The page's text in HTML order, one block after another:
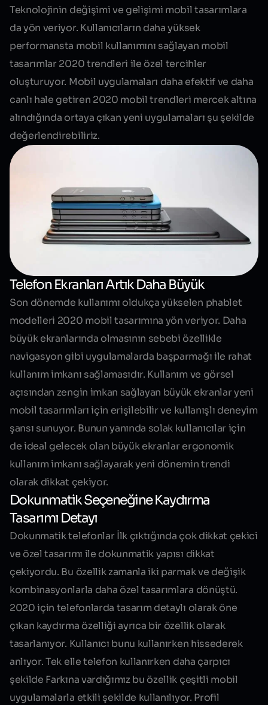
Teknolojinin değişimi ve gelişimi mobil tasarımlara
da yön veriyor. Kullanıcıların daha yüksek
performansta mobil kullanımını sağlayan mobil
tasarımlar 2020 trendleri ile özel tercihler
oluşturuyor. Mobil uygulamaları daha efektif ve daha
canlı hale getiren 2020 mobil trendleri mercek altına
alındığında ortaya çıkan yeni uygulamaları şu şekilde
değerlendirebiliriz.
Telefon Ekranları Artık Daha Büyük
Son dönemde kullanımı oldukça yükselen phablet
modelleri 2020 mobil tasarımına yön veriyor. Daha
büyük ekranlarında olmasının sebebi özellikle
navigasyon gibi uygulamalarda başparmağı ile rahat
kullanım imkanı sağlamasıdır. Kullanım ve görsel
açısından zengin imkan sağlayan büyük ekranlar yeni
mobil tasarımları için erişilebilir ve kullanışlı deneyim
şansı sunuyor. Bunun yanında solak kullanıcılar için
de ideal gelecek olan büyük ekranlar ergonomik
kullanım imkanı sağlayarak yeni dönemin trendi
olarak dikkat çekiyor.
Dokunmatik Seçeneğine Kaydırma
Tasarımı Detayı
Dokunmatik telefonlar İlk çıktığında çok dikkat çekici
ve özel tasarımı ile dokunmatik yapısı dikkat
çekiyordu. Bu özellik zamanla iki parmak ve değişik
kombinasyonlarla daha özel tasarımlara dönüştü.
2020 için telefonlarda tasarım detaylı olarak öne
çıkan kaydırma özelliği ayrıca bir özellik olarak
tasarlanıyor. Kullanıcı bunu kullanırken hissederek
anlıyor. Tek elle telefon kullanırken daha çarpıcı
şekilde Farkına vardığımız bu özellik çeşitli mobil
uygulamalarla etkili şekilde kullanılıyor. Profil